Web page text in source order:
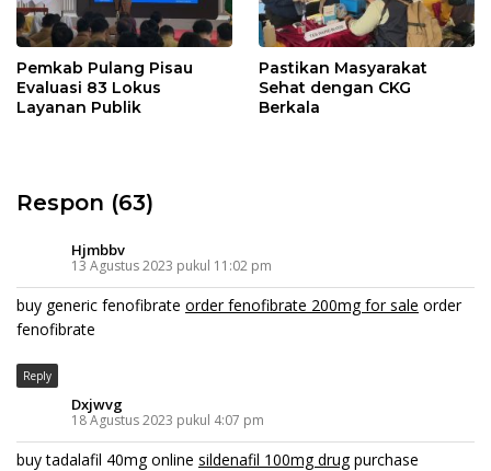
Pemkab Pulang Pisau
Evaluasi 83 Lokus
Layanan Publik
Pastikan Masyarakat
Sehat dengan CKG
Berkala
Respon (63)
Hjmbbv
13 Agustus 2023 pukul 11:02 pm
buy generic fenofibrate order fenofibrate 200mg for sale order
fenofibrate
Reply
Dxjwvg
18 Agustus 2023 pukul 4:07 pm
buy tadalafil 40mg online sildenafil 100mg drugpurchase